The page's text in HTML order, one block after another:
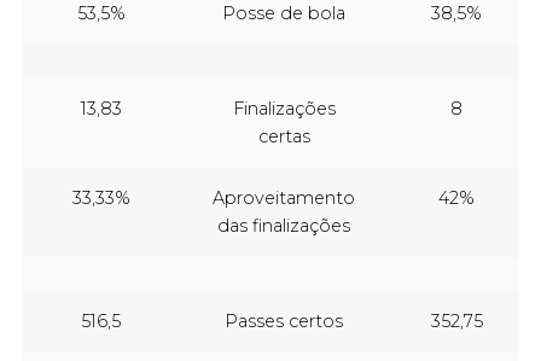
53,5% Posse de bola 38,5%
13,83
Finalizações
certas
8
33,33%
Aproveitamento
das finalizações
42%
516,5 Passes certos 352,75